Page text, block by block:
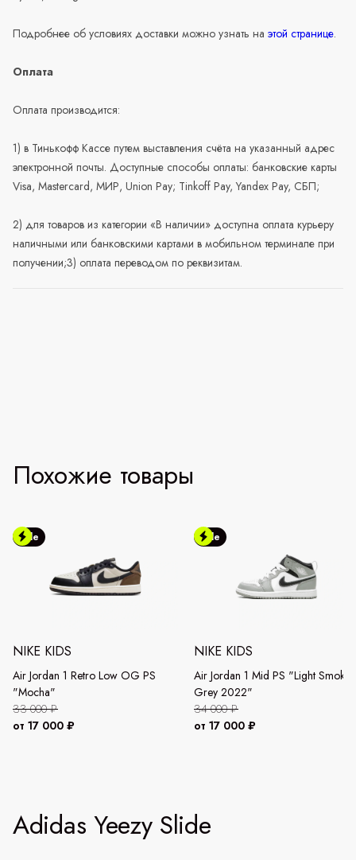
Подробнее об условиях доставки можно узнать на этой странице.
Оплата
Оплата производится:
1) в Тинькофф Кассе путем выставления счёта на указанный адрес
электронной почты. Доступные способы оплаты: банковские карты
Visa, Mastercard, МИР, Union Pay; Tinkoff Pay, Yandex Pay, СБП;
2) для товаров из категории «В наличии» доступна оплата курьеру
наличными или банковскими картами в мобильном терминале при
получении;3) оплата переводом по реквизитам.
Похожие товары
Sale
NIKE KIDS
Air Jordan 1 Retro Low OG PS
"Mocha"
33 000 ₽
от 17 000 ₽
Sale
NIKE KIDS
Air Jordan 1 Mid PS "Light Smoke
Grey 2022"
34 000 ₽
от 17 000 ₽
Adidas Yeezy Slide